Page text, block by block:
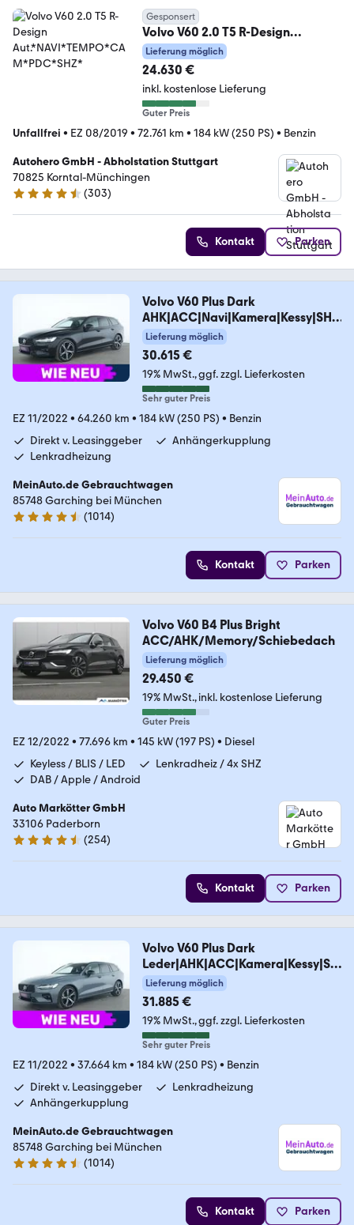
Gesponsert
Volvo V60 2.0 T5 R-Design
Aut.*NAVI*TEMPO*CAM*PDC*SH
Z*
Lieferung möglich
24.630 €
inkl. kostenlose Lieferung
Guter Preis
Unfallfrei • EZ 08/2019 • 72.761 km • 184 kW (250 PS) • Benzin
Autohero GmbH - Abholstation Stuttgart
70825 Korntal-Münchingen
4.4 Sterne
(303)
Kontakt Parken
Volvo V60 Plus Dark
AHK|ACC|Navi|Kamera|Kessy|SHZ
|PDC
Lieferung möglich
30.615 €
19% MwSt. ggf. zzgl. Lieferkosten
Sehr guter Preis
EZ 11/2022 • 64.260 km • 184 kW (250 PS) • Benzin
Direkt v. Leasinggeber
Anhängerkupplung
Lenkradheizung
MeinAuto.de Gebrauchtwagen
85748 Garching bei München
4.6 Sterne
(1014)
Kontakt Parken
Volvo V60 B4 Plus Bright
ACC/AHK/Memory/Schiebedach
Lieferung möglich
29.450 €
19% MwSt. inkl. kostenlose Lieferung
Guter Preis
EZ 12/2022 • 77.696 km • 145 kW (197 PS) • Diesel
Keyless / BLIS / LED
Lenkradheiz / 4x SHZ
DAB / Apple / Android
Auto Markötter GmbH
33106 Paderborn
4.7 Sterne
(254)
Kontakt Parken
Volvo V60 Plus Dark
Leder|AHK|ACC|Kamera|Kessy|SH
Z|PDC
Lieferung möglich
31.885 €
19% MwSt. ggf. zzgl. Lieferkosten
Sehr guter Preis
EZ 11/2022 • 37.664 km • 184 kW (250 PS) • Benzin
Direkt v. Leasinggeber
Lenkradheizung
Anhängerkupplung
MeinAuto.de Gebrauchtwagen
85748 Garching bei München
4.6 Sterne
(1014)
Kontakt Parken